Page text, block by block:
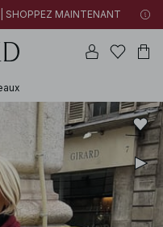
SHOPPEZ MAINTENANT